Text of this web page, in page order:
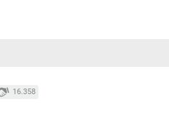
16.358